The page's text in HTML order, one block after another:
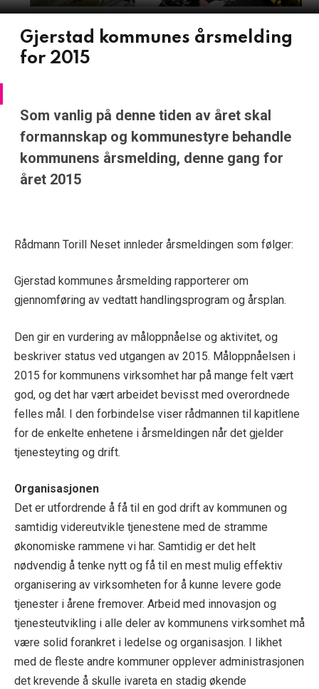
Gjerstad kommunes årsmelding
for 2015
Som vanlig på denne tiden av året skal
formannskap og kommunestyre behandle
kommunens årsmelding, denne gang for
året 2015
Rådmann Torill Neset innleder årsmeldingen som følger:
Gjerstad kommunes årsmelding rapporterer om
gjennomføring av vedtatt handlingsprogram og årsplan.
Den gir en vurdering av måloppnåelse og aktivitet, og
beskriver status ved utgangen av 2015. Måloppnåelsen i
2015 for kommunens virksomhet har på mange felt vært
god, og det har vært arbeidet bevisst med overordnede
felles mål. I den forbindelse viser rådmannen til kapitlene
for de enkelte enhetene i årsmeldingen når det gjelder
tjenesteyting og drift.
Organisasjonen
Det er utfordrende å få til en god drift av kommunen og
samtidig videreutvikle tjenestene med de stramme
økonomiske rammene vi har. Samtidig er det helt
nødvendig å tenke nytt og få til en mest mulig effektiv
organisering av virksomheten for å kunne levere gode
tjenester i årene fremover. Arbeid med innovasjon og
tjenesteutvikling i alle deler av kommunens virksomhet må
være solid forankret i ledelse og organisasjon. I likhet
med de fleste andre kommuner opplever administrasjonen
det krevende å skulle ivareta en stadig økende